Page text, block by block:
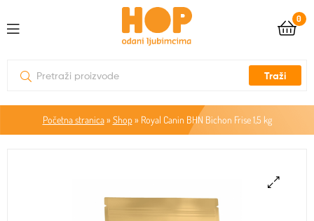
0
Traži
Početna stranica» Shop» Royal Canin BHN Bichon Frise 1,5 kg